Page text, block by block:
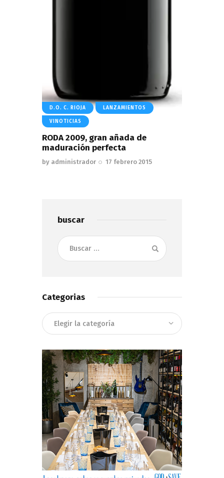
D.O. C. RIOJA LANZAMIENTOS
VINOTICIAS
RODA 2009, gran añada de
maduración perfecta
by administrador 17 febrero 2015
buscar
Buscar:
Categorias
Categorias